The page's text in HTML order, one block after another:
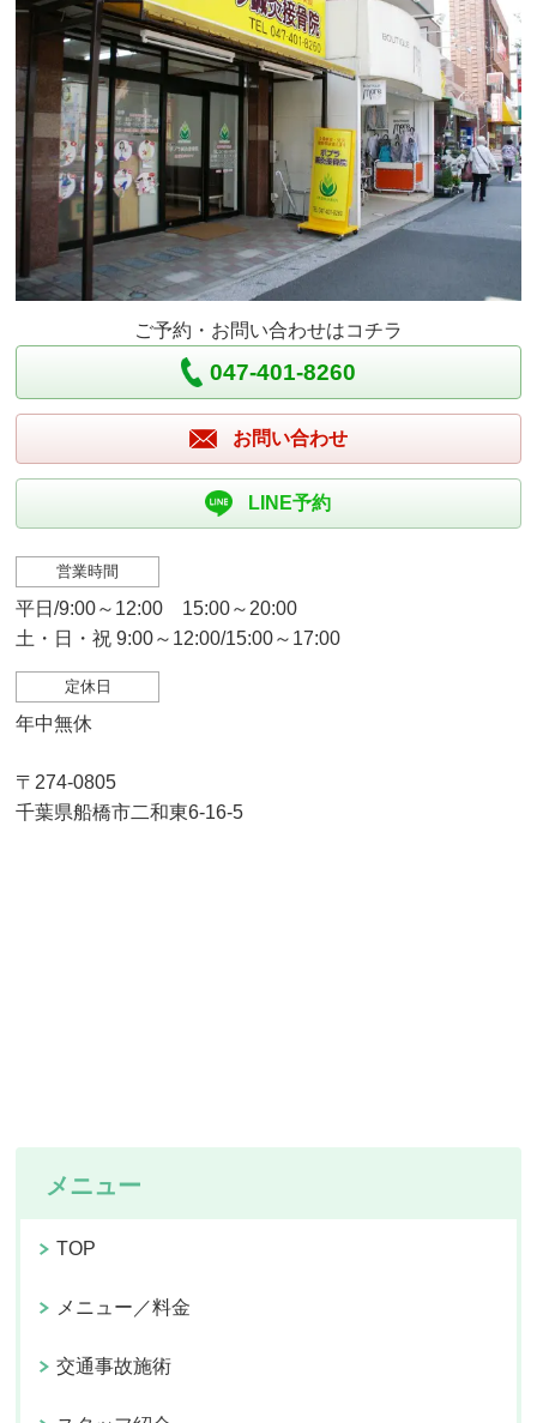
ご予約・お問い合わせはコチラ
047-401-8260
お問い合わせ
LINE予約
営業時間
平日/9:00～12:00 15:00～20:00
土・日・祝 9:00～12:00/15:00～17:00
定休日
年中無休
〒274-0805
千葉県船橋市二和東6-16-5
メニュー
TOP
メニュー／料金
交通事故施術